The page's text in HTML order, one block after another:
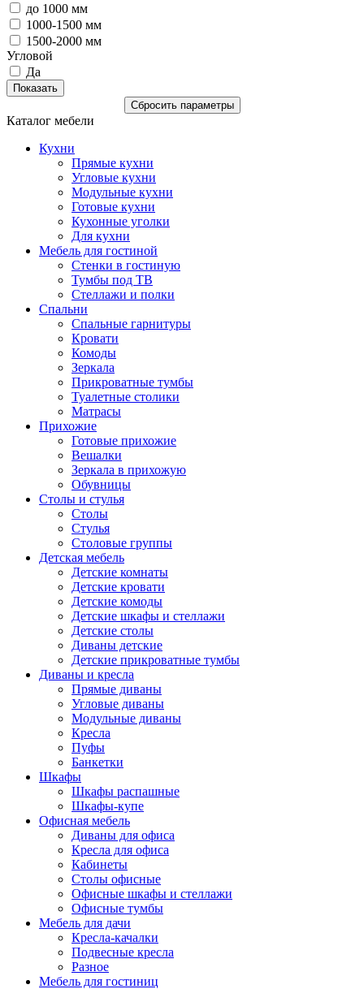
до 1000 мм
1000-1500 мм
1500-2000 мм
Угловой
Да
Каталог мебели
Кухни
Прямые кухни
Угловые кухни
Модульные кухни
Готовые кухни
Кухонные уголки
Для кухни
Мебель для гостиной
Стенки в гостиную
Тумбы под ТВ
Стеллажи и полки
Спальни
Спальные гарнитуры
Кровати
Комоды
Зеркала
Прикроватные тумбы
Туалетные столики
Матрасы
Прихожие
Готовые прихожие
Вешалки
Зеркала в прихожую
Обувницы
Столы и стулья
Столы
Стулья
Столовые группы
Детская мебель
Детские комнаты
Детские кровати
Детские комоды
Детские шкафы и стеллажи
Детские столы
Диваны детские
Детские прикроватные тумбы
Диваны и кресла
Прямые диваны
Угловые диваны
Модульные диваны
Кресла
Пуфы
Банкетки
Шкафы
Шкафы распашные
Шкафы-купе
Офисная мебель
Диваны для офиса
Кресла для офиса
Кабинеты
Столы офисные
Офисные шкафы и стеллажи
Офисные тумбы
Мебель для дачи
Кресла-качалки
Подвесные кресла
Разное
Мебель для гостиниц